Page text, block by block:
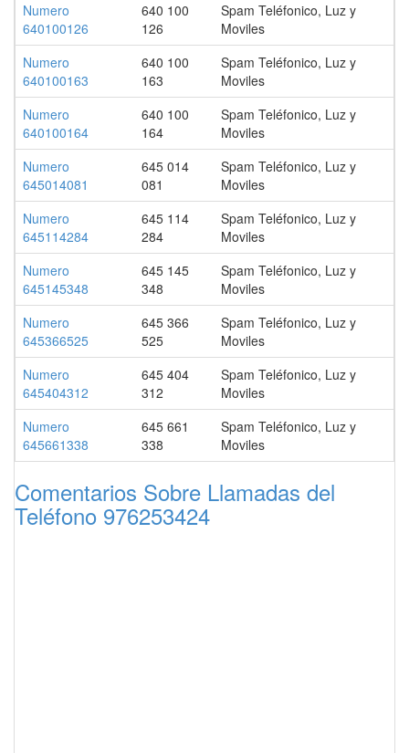
Numero
640100126
640 100
126
Spam Teléfonico, Luz y
Moviles
Numero
640100163
640 100
163
Spam Teléfonico, Luz y
Moviles
Numero
640100164
640 100
164
Spam Teléfonico, Luz y
Moviles
Numero
645014081
645 014
081
Spam Teléfonico, Luz y
Moviles
Numero
645114284
645 114
284
Spam Teléfonico, Luz y
Moviles
Numero
645145348
645 145
348
Spam Teléfonico, Luz y
Moviles
Numero
645366525
645 366
525
Spam Teléfonico, Luz y
Moviles
Numero
645404312
645 404
312
Spam Teléfonico, Luz y
Moviles
Numero
645661338
645 661
338
Spam Teléfonico, Luz y
Moviles
Comentarios Sobre Llamadas del
Teléfono 976253424